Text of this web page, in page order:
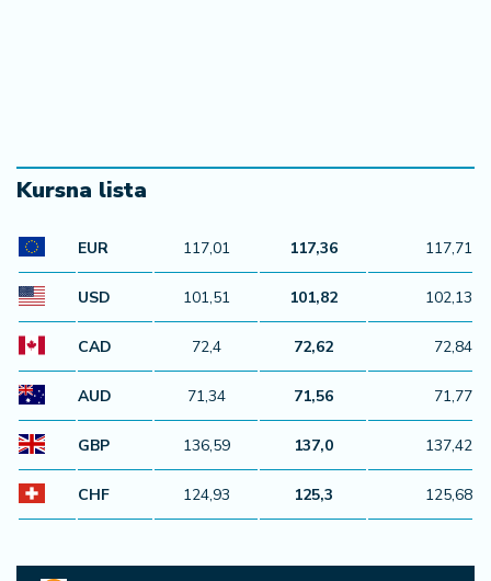
Kursna lista
EUR 117,01 117,36 117,71
USD 101,51 101,82 102,13
CAD 72,4 72,62 72,84
AUD 71,34 71,56 71,77
GBP 136,59 137,0 137,42
CHF 124,93 125,3 125,68